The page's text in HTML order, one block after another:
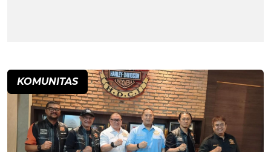
KOMUNITAS